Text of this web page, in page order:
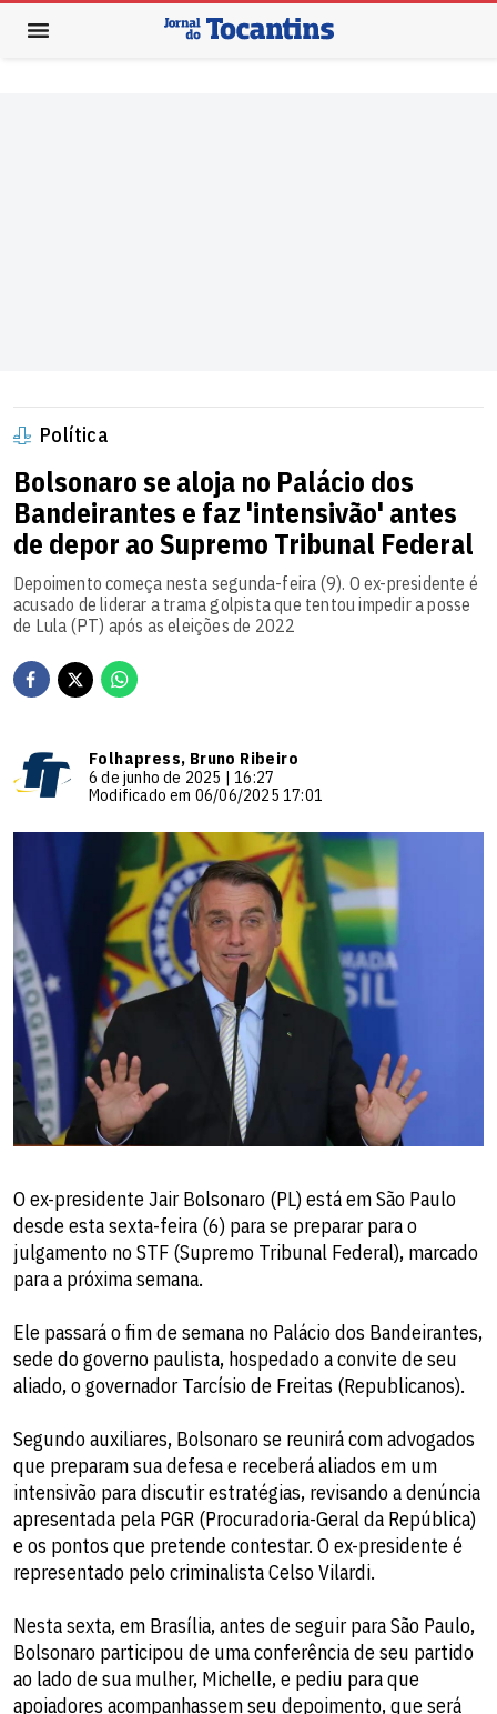
Política
Bolsonaro se aloja no Palácio dos
Bandeirantes e faz 'intensivão' antes
de depor ao Supremo Tribunal Federal
Depoimento começa nesta segunda-feira (9). O ex-presidente é
acusado de liderar a trama golpista que tentou impedir a posse
de Lula (PT) após as eleições de 2022
Folhapress, Bruno Ribeiro
6 de junho de 2025 | 16:27
Modificado em 06/06/2025 17:01
O ex-presidente Jair Bolsonaro (PL) está em São Paulo
desde esta sexta-feira (6) para se preparar para o
julgamento no STF (Supremo Tribunal Federal), marcado
para a próxima semana.
Ele passará o fim de semana no Palácio dos Bandeirantes,
sede do governo paulista, hospedado a convite de seu
aliado, o governador Tarcísio de Freitas (Republicanos).
Segundo auxiliares, Bolsonaro se reunirá com advogados
que preparam sua defesa e receberá aliados em um
intensivão para discutir estratégias, revisando a denúncia
apresentada pela PGR (Procuradoria-Geral da República)
e os pontos que pretende contestar. O ex-presidente é
representado pelo criminalista Celso Vilardi.
Nesta sexta, em Brasília, antes de seguir para São Paulo,
Bolsonaro participou de uma conferência de seu partido
ao lado de sua mulher, Michelle, e pediu para que
apoiadores acompanhassem seu depoimento, que será